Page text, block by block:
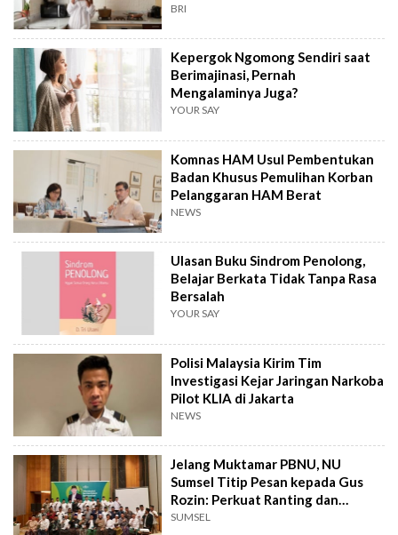
BRI
Kepergok Ngomong Sendiri saat
Berimajinasi, Pernah
Mengalaminya Juga?
YOUR SAY
Komnas HAM Usul Pembentukan
Badan Khusus Pemulihan Korban
Pelanggaran HAM Berat
NEWS
Ulasan Buku Sindrom Penolong,
Belajar Berkata Tidak Tanpa Rasa
Bersalah
YOUR SAY
Polisi Malaysia Kirim Tim
Investigasi Kejar Jaringan Narkoba
Pilot KLIA di Jakarta
NEWS
Jelang Muktamar PBNU, NU
Sumsel Titip Pesan kepada Gus
Rozin: Perkuat Ranting dan
Pesantren
SUMSEL